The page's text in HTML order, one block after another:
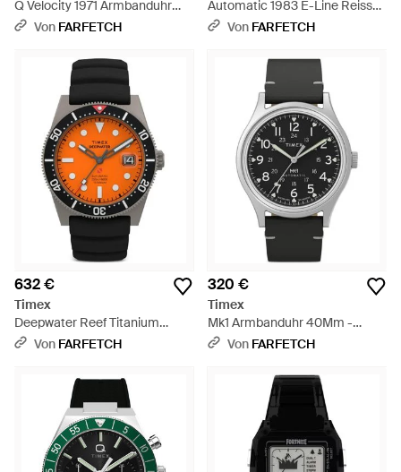
Q Velocity 1971 Armbanduhr
36Mm - Blau
Von FARFETCH
Automatic 1983 E-Line Reissue
34Mm - Weiß
Von FARFETCH
632 €
Timex
Deepwater Reef Titanium
Armbanduhr 41Mm - Orange
Von FARFETCH
320 €
Timex
Mk1 Armbanduhr 40Mm -
Schwarz
Von FARFETCH